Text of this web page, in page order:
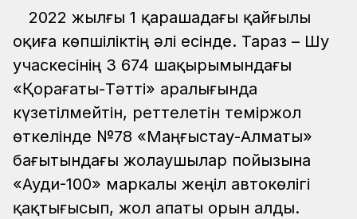
2022 жылғы 1 қарашадағы қайғылы
оқиға көпшіліктің әлі есінде. Тараз – Шу
учаскесінің 3 674 шақырымындағы
«Қорағаты-Тәтті» аралығында
күзетілмейтін, реттелетін теміржол
өткелінде №78 «Маңғыстау-Алматы»
бағытындағы жолаушылар пойызына
«Ауди-100» маркалы жеңіл автокөлігі
қақтығысып, жол апаты орын алды.